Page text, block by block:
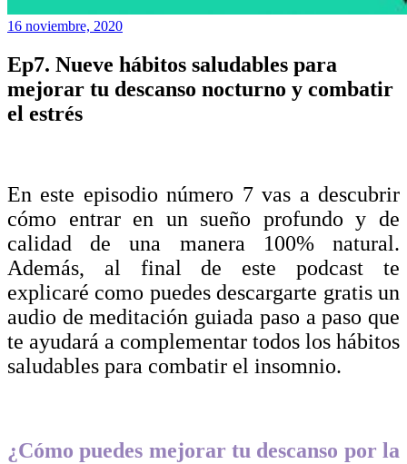
16 noviembre, 2020
Ep7. Nueve hábitos saludables para
mejorar tu descanso nocturno y combatir
el estrés
En este episodio número 7 vas a descubrir
cómo entrar en un sueño profundo y de
calidad de una manera 100% natural.
Además, al final de este podcast te
explicaré como puedes descargarte gratis un
audio de meditación guiada paso a paso que
te ayudará a complementar todos los hábitos
saludables para combatir el insomnio.
¿Cómo puedes mejorar tu descanso por la